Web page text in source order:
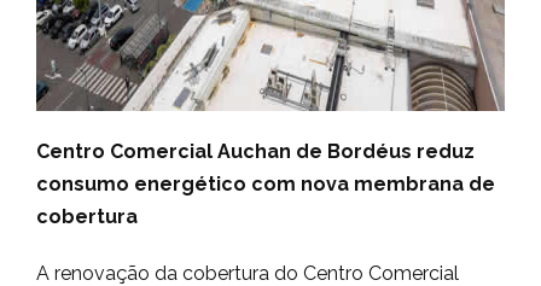
Centro Comercial Auchan de Bordéus reduz
consumo energético com nova membrana de
cobertura
A renovação da cobertura do Centro Comercial